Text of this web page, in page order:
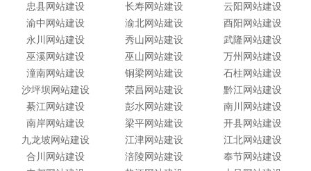
忠县网站建设 长寿网站建设
云阳网站建设
渝中网站建设
渝北网站建设
酉阳网站建设
永川网站建设
秀山网站建设
武隆网站建设
巫溪网站建设
巫山网站建设
万州网站建设
潼南网站建设
铜梁网站建设
石柱网站建设
沙坪坝网站建设
荣昌网站建设
黔江网站建设
綦江网站建设
彭水网站建设
南川网站建设
南岸网站建设
梁平网站建设
开县网站建设
九龙坡网站建设
江津网站建设
江北网站建设
合川网站建设
涪陵网站建设
奉节网站建设